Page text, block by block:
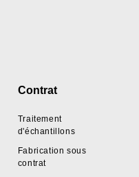
Contrat
Traitement
d'échantillons
Fabrication sous
contrat